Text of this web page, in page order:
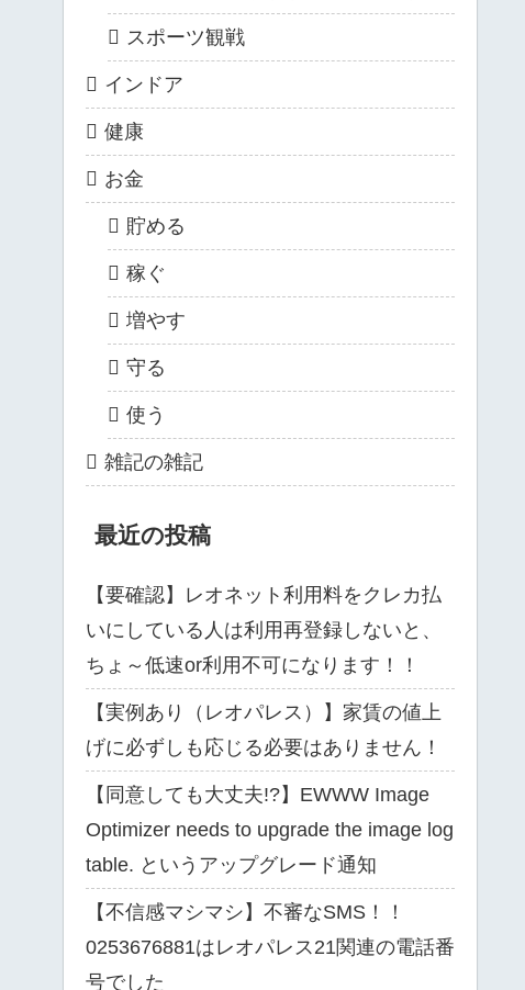
スポーツ観戦
インドア
健康
お金
貯める
稼ぐ
増やす
守る
使う
雑記の雑記
最近の投稿
【要確認】レオネット利用料をクレカ払
いにしている人は利用再登録しないと、
ちょ～低速or利用不可になります！！
【実例あり（レオパレス）】家賃の値上
げに必ずしも応じる必要はありません！
【同意しても大丈夫!?】EWWW Image
Optimizer needs to upgrade the image log
table. というアップグレード通知
【不信感マシマシ】不審なSMS！！
0253676881はレオパレス21関連の電話番
号でした